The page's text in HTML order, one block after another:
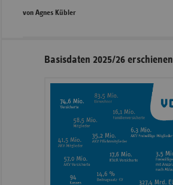
von Agnes Kübler
Seitennavigation
Seitenleiste
Informationen
Basisdaten 2025/26 erschienen